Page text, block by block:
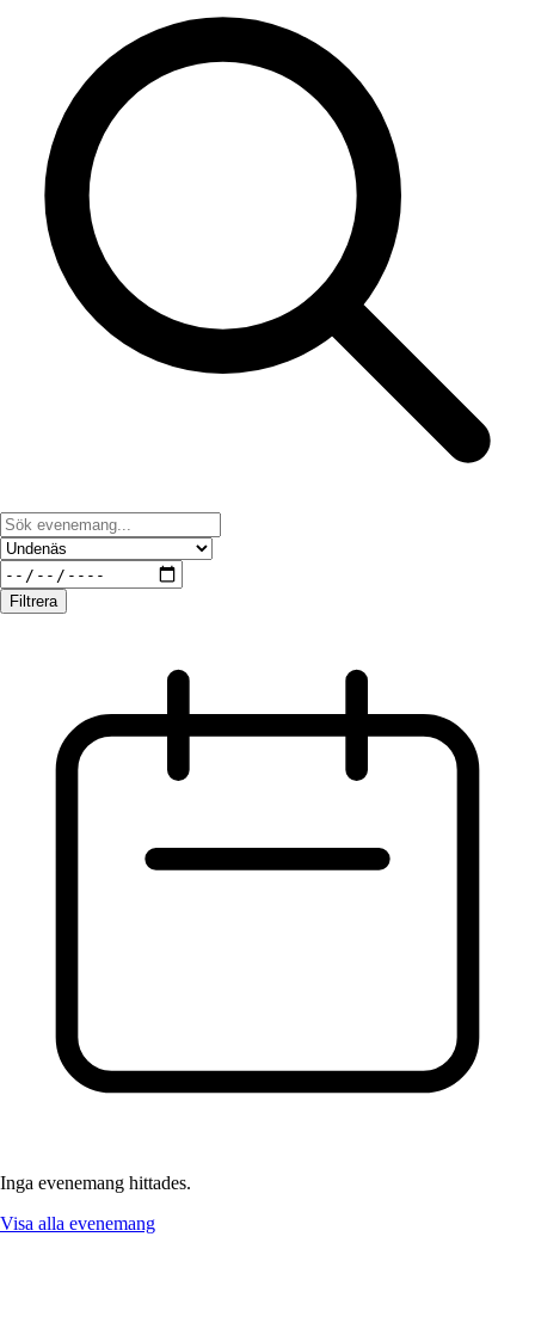
Filtrera
Inga evenemang hittades.
Visa alla evenemang